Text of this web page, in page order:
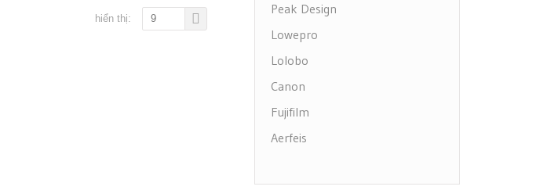
hiển thị: 9
Peak Design
Lowepro
Lolobo
Canon
Fujifilm
Aerfeis